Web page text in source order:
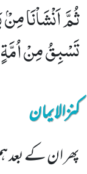
تَسْبِقُ مِنْ اُمَّةٍ
کنزالایمان
پھر ان کے بعد